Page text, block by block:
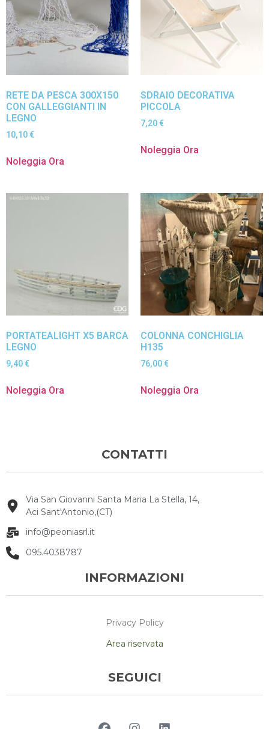
RETE DA PESCA 300X150
CON GALLEGGIANTI IN
LEGNO
10,10 €
Noleggia Ora
SDRAIO DECORATIVA
PICCOLA
7,20 €
Noleggia Ora
PORTATEALIGHT X5 BARCA
LEGNO
9,40 €
Noleggia Ora
COLONNA CONCHIGLIA
H135
76,00 €
Noleggia Ora
CONTATTI
Via San Giovanni Santa Maria La Stella, 14,
Aci Sant'Antonio,(CT)
info@peoniasrl.it
095.4038787
INFORMAZIONI
Privacy Policy
Area riservata
SEGUICI